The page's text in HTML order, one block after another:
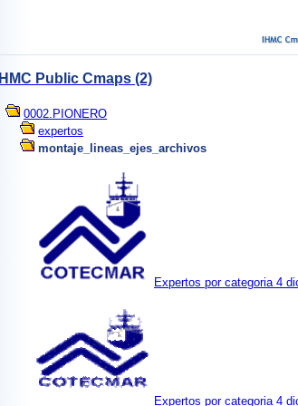
IHMC Public Cmaps (2)
0002.PIONERO
expertos
montaje_lineas_ejes_archivos
Expertos por categoria 4
Expertos por categoria 4